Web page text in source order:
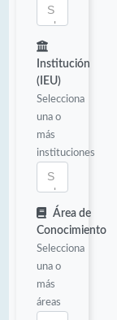
Institución
(IEU)
Selecciona
una o
más
instituciones
Área de
Conocimiento
Selecciona
una o
más
áreas